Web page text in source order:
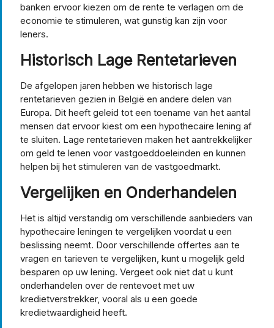
banken ervoor kiezen om de rente te verlagen om de
economie te stimuleren, wat gunstig kan zijn voor
leners.
Historisch Lage Rentetarieven
De afgelopen jaren hebben we historisch lage
rentetarieven gezien in België en andere delen van
Europa. Dit heeft geleid tot een toename van het aantal
mensen dat ervoor kiest om een hypothecaire lening af
te sluiten. Lage rentetarieven maken het aantrekkelijker
om geld te lenen voor vastgoeddoeleinden en kunnen
helpen bij het stimuleren van de vastgoedmarkt.
Vergelijken en Onderhandelen
Het is altijd verstandig om verschillende aanbieders van
hypothecaire leningen te vergelijken voordat u een
beslissing neemt. Door verschillende offertes aan te
vragen en tarieven te vergelijken, kunt u mogelijk geld
besparen op uw lening. Vergeet ook niet dat u kunt
onderhandelen over de rentevoet met uw
kredietverstrekker, vooral als u een goede
kredietwaardigheid heeft.